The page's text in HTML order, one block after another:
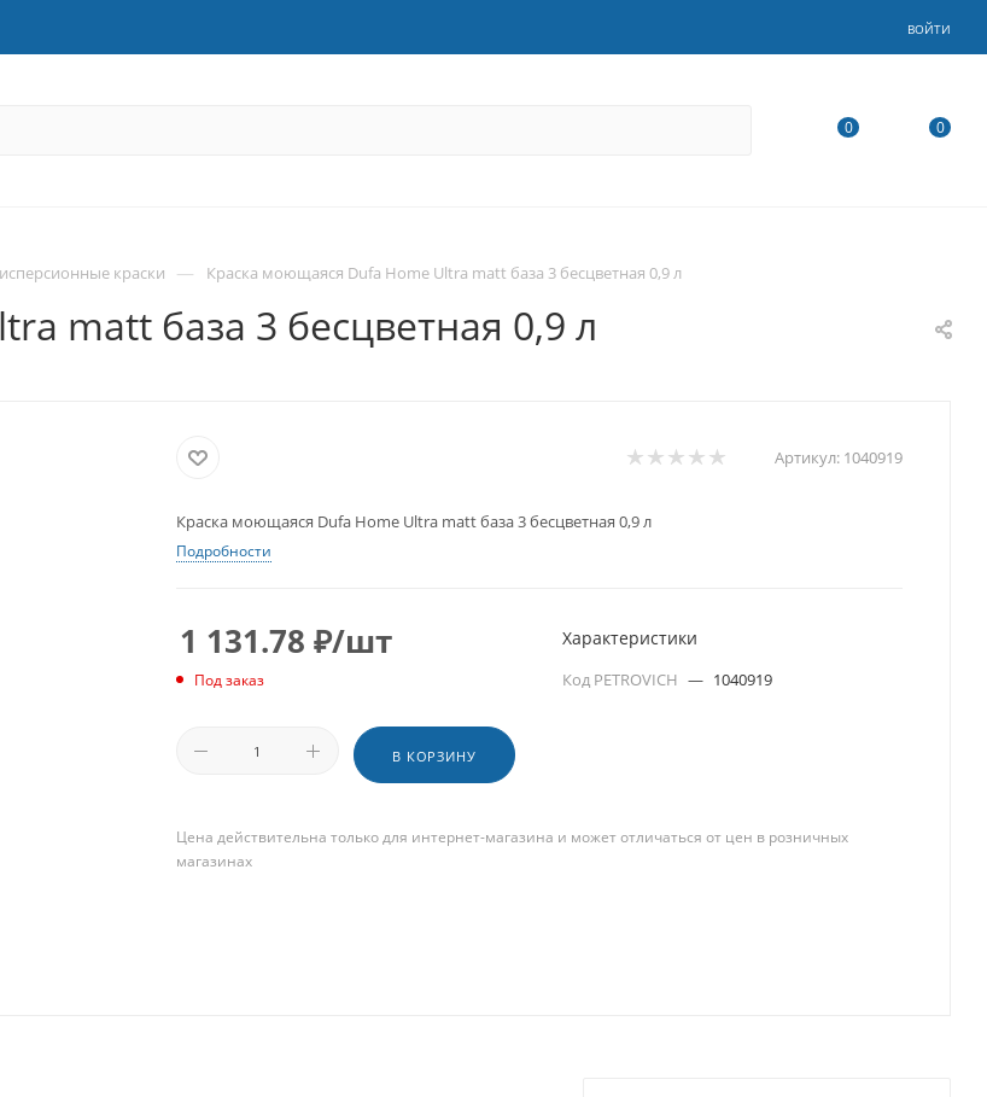
ВОЙТИ
0 0
краски — Краска моющаяся Dufa Home Ultra matt база 3 бесцветная 0,9 л
matt база 3 бесцветная 0,9 л
Артикул: 1040919
Краска моющаяся Dufa Home Ultra matt база 3 бесцветная 0,9 л
Подробности
1 131.78 ₽/шт
Под заказ
В КОРЗИНУ
Характеристики
Код PETROVICH — 1040919
Цена действительна только для интернет-магазина и может отличаться от цен в розничных
магазинах